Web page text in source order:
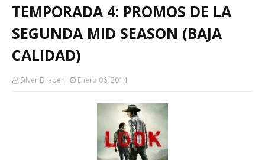
TEMPORADA 4: PROMOS DE LA
SEGUNDA MID SEASON (BAJA
CALIDAD)
Silver Draper Enero 06, 2014